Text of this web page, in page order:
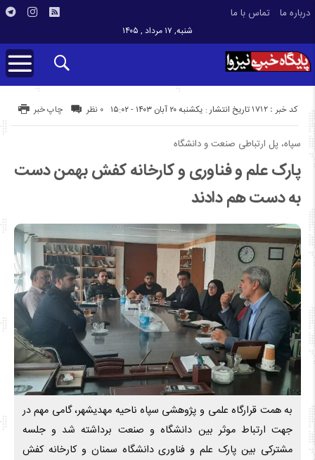
درباره ما تماس با ما
شنبه, ۱۷ مرداد , ۱۴۰۵
تاریخ انتشار : یکشنبه ۲۰ آبان ۱۴۰۳ - ۱۵:۰۲ کد خبر : 1712 چاپ خبر ۰ نظر
سپاه، پل ارتباطی صنعت و دانشگاه
پارک علم و فناوری و کارخانه کفش بهمن دست
به دست هم دادند
به همت قرارگاه علمی و پژوهشی سپاه ناحیه مهدیشهر، گامی مهم در
جهت ارتباط موثر بین دانشگاه و صنعت برداشته شد و جلسه
مشترکی بین پارک علم و فناوری دانشگاه سمنان و کارخانه کفش